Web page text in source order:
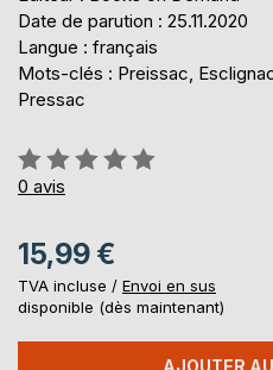
Date de parution : 25.11.2020
Langue : français
Mots-clés : Preissac,
Pressac
Évaluation:
0%
0 avis
15,99 €
TVA incluse / Envoi en sus
disponible (dès maintenant)